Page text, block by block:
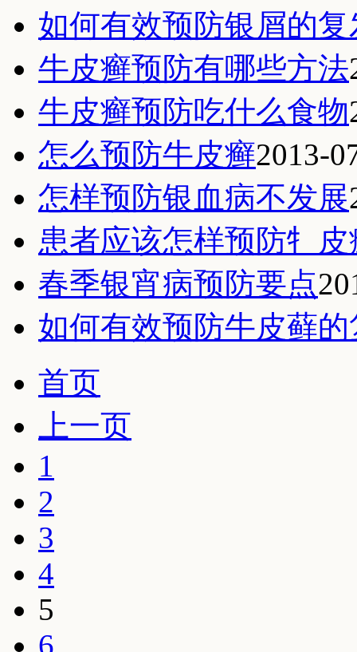
如何有效预防银屑的复
牛皮癣预防有哪些方法
牛皮癣预防吃什么食物
怎么预防牛皮癣2013-
怎样预防银血病不发展
患者应该怎样预防牜
春季银宵病预防要点
如何有效预防牛皮藓的
首页
上一页
1
2
3
4
5